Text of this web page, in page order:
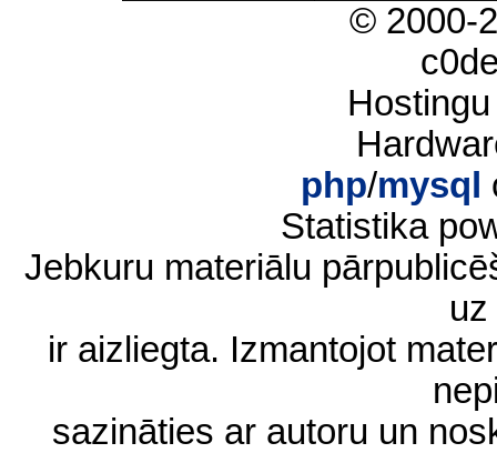
© 2000-
php/mysql
Statistika
Jebkuru materiālu
ir aizliegta. Izmantojot
sazināties ar autoru un